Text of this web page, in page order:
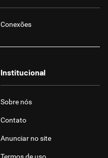
Conexões
Institucional
Sobre nós
Contato
Anunciar no site